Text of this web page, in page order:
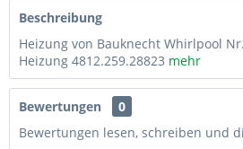
Beschreibung
Heizung von Bauknecht Whirlpool
Heizung 4812.259.28823 mehr
Bewertungen
0
Bewertungen lesen, schreiben und